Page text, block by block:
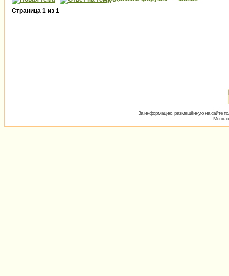
Страница 1 из 1
За информацию, размещённую на сайте
Мощь